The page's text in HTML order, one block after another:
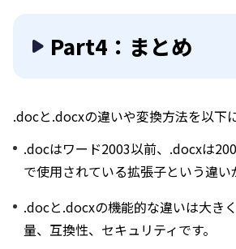
Part4：まとめ
.docと.docxの違いや変換方法を以下
.docはワード2003以前、.docxは
で使用されている拡張子という違い
.docと.docxの機能的な違いは大き
量、互換性、セキュリティです。